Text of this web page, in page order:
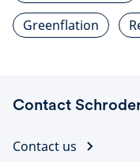
Greenflation
Contact
Contact us